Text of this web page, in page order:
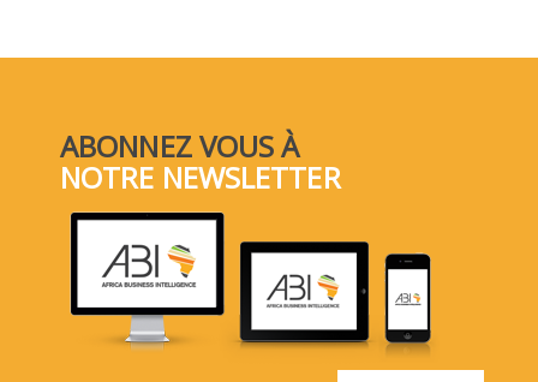
ABONNEZ VOUS À
NOTRE NEWSLETTER